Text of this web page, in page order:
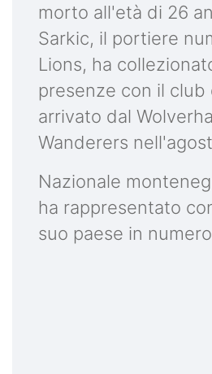
morto all'età di 26
Sarkic, il portiere
Lions, ha
presenze con il club
arrivato dal
Wanderers
Nazionale
ha rappresentato
suo paese in